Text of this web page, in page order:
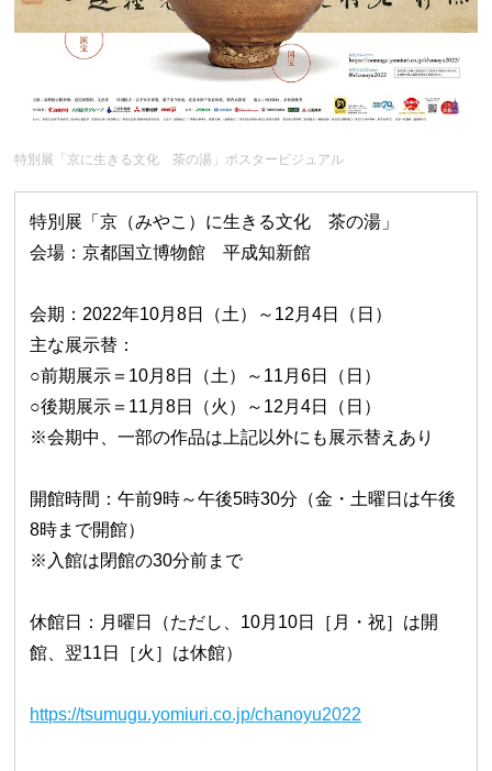
特別展「京に生きる文化 茶の湯」ポスタービジュアル
特別展「京（みやこ）に生きる文化 茶の湯」
会場：京都国立博物館 平成知新館
会期：2022年10月8日（土）～12月4日（日）
主な展示替：
○前期展示＝10月8日（土）～11月6日（日）
○後期展示＝11月8日（火）～12月4日（日）
※会期中、一部の作品は上記以外にも展示替えあり
開館時間：午前9時～午後5時30分（金・土曜日は午後
8時まで開館）
※入館は閉館の30分前まで
休館日：月曜日（ただし、10月10日［月・祝］は開
館、翌11日［火］は休館）
https://tsumugu.yomiuri.co.jp/chanoyu2022